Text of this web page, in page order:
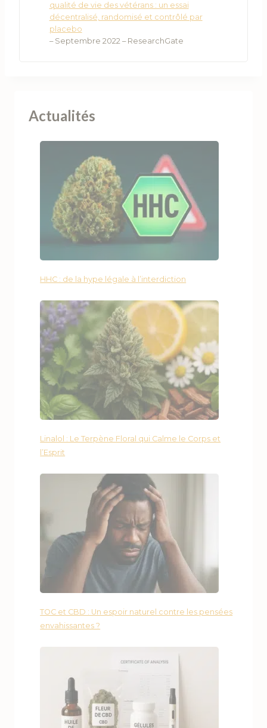
qualité de vie des vétérans : un essai
décentralisé, randomisé et contrôlé par
placebo
– Septembre 2022 – ResearchGate
Actualités
HHC : de la hype légale à l’interdiction
Linalol : Le Terpène Floral qui Calme le Corps et
l’Esprit
TOC et CBD : Un espoir naturel contre les pensées
envahissantes ?